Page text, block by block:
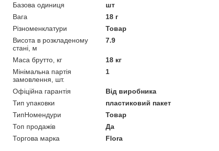
Базова одиниця
шт
Вага
18 г
Різноменклатури
Товар
Висота в розкладеному
стані, м
7.9
Маса брутто, кг
18 кг
Мінімальна партія
замовлення, шт.
1
Офіційна гарантія
Від виробника
Тип упаковки
пластиковий пакет
ТипНомендури
Товар
Топ продажів
Да
Торгова марка
Flora